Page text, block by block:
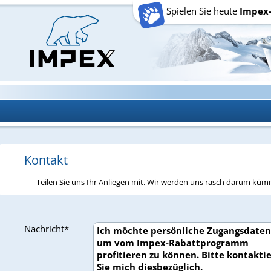
Spielen Sie heute
Kontakt
Teilen Sie uns Ihr Anliegen mit. Wir werden uns rasch darum
Nachricht*